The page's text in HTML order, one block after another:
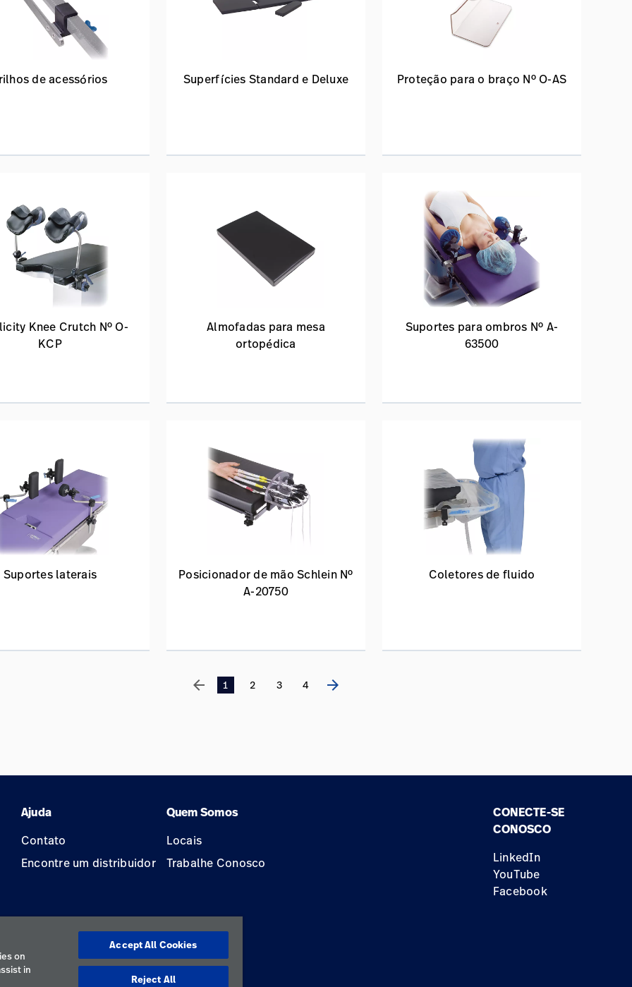
de acessórios Superfícies Standard e Deluxe Proteção para o braço Nº O-AS
Knee Crutch Nº O-
KCP
Almofadas para mesa
ortopédica
Suportes para ombros Nº A-
63500
Suportes laterais
Posicionador de mão Schlein Nº
A-20750
Coletores de fluido
arrow_back 1 2 3 4 arrow_forward
Ajuda
Quem Somos
Contato
Encontre um distribuidor
Locais
Trabalhe Conosco
CONECTE-SE
CONOSCO
LinkedIn
YouTube
Facebook
on
in
Accept All Cookies
Reject All